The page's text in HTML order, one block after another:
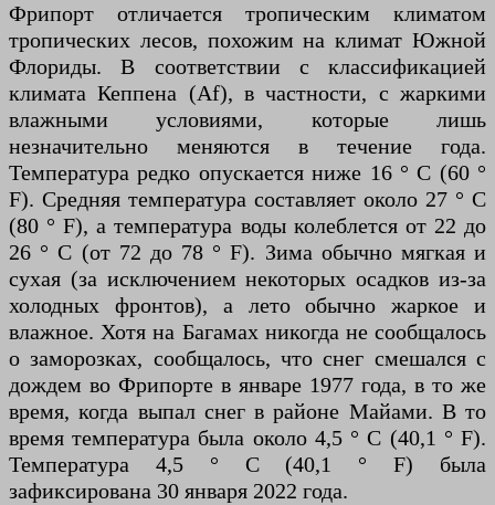
Фрипорт отличается тропическим климатом
тропических лесов, похожим на климат Южной
Флориды. В соответствии с классификацией
климата Кеппена (Af), в частности, с жаркими
влажными условиями, которые лишь
незначительно меняются в течение года.
Температура редко опускается ниже 16 ° C (60 °
F). Средняя температура составляет около 27 ° C
(80 ° F), а температура воды колеблется от 22 до
26 ° C (от 72 до 78 ° F). Зима обычно мягкая и
сухая (за исключением некоторых осадков из-за
холодных фронтов), а лето обычно жаркое и
влажное. Хотя на Багамах никогда не сообщалось
о заморозках, сообщалось, что снег смешался с
дождем во Фрипорте в январе 1977 года, в то же
время, когда выпал снег в районе Майами. В то
время температура была около 4,5 ° C (40,1 ° F).
Температура 4,5 ° C (40,1 ° F) была
зафиксирована 30 января 2022 года.